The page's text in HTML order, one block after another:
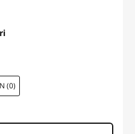
(0)